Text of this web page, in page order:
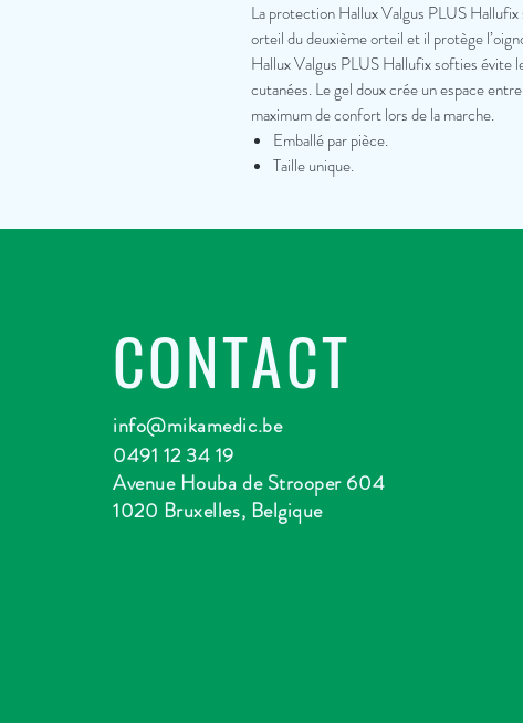
La protection Hallux Valgus PLUS
orteil du deuxième orteil et il protège
Hallux Valgus PLUS Hallufix softies évite
cutanées. Le gel doux crée un espace
maximum de confort lors de la marche.
Emballé par pièce.
Taille unique.
CONTACT
info@mikamedic.be
0491 12 34 19
Avenue Houba de Strooper 604
1020 Bruxelles, Belgique